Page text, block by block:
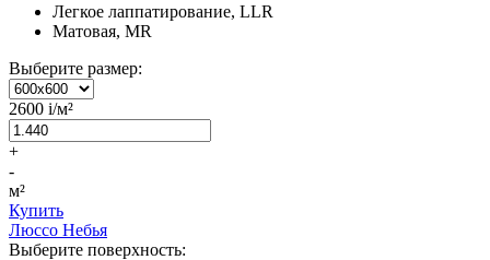
Легкое лаппатирование, LLR
Матовая, MR
Выберите размер:
2600 i/м²
+
-
м²
Купить
Люссо Небья
Выберите поверхность: